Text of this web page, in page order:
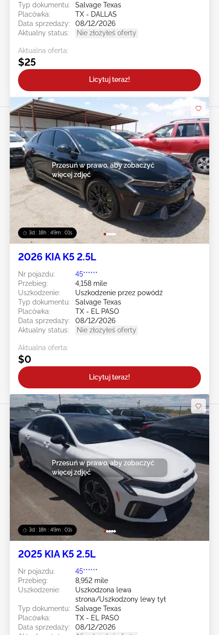
Typ dokumentu:
Salvage Texas
Placówka:
TX - DALLAS
Data sprzedaży:
08/12/2026
Aktualny status:
Nie złożyłeś oferty
Aktualna oferta:
$25
Licytuj teraz!
3d : 18h : 48m : 58s
Przesuń w prawo, aby zobaczyć
więcej zdjęć
2026 KIA K5 2.5L
Nr pojazdu:
45******
Przebieg:
4,158 mile
Uszkodzenie:
Uszkodzenie przez powódź
Typ dokumentu:
Salvage Texas
Placówka:
TX - EL PASO
Data sprzedaży:
08/12/2026
Aktualny status:
Nie złożyłeś oferty
Aktualna oferta:
$0
Licytuj teraz!
3d : 18h : 48m : 58s
Przesuń w prawo, aby zobaczyć
więcej zdjęć
2025 KIA K5 2.5L
Nr pojazdu:
45******
Przebieg:
8,952 mile
Uszkodzenie:
Uszkodzona lewa
strona/Uszkodzony lewy tył
Typ dokumentu:
Salvage Texas
Placówka:
TX - EL PASO
Data sprzedaży:
08/12/2026